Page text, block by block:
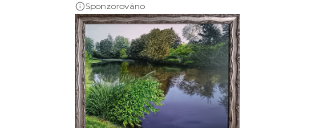
Sponzorováno